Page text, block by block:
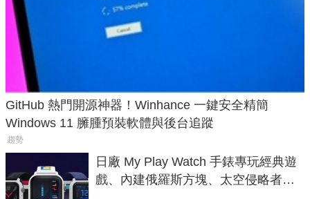
GitHub 熱門開源神器！Winhance 一鍵安全精簡
Windows 11 臃腫預裝軟體與後台追蹤
趨勢
日廠 My Play Watch 手錶專玩經典遊
戲、內建俄羅斯方塊、太空侵略者，